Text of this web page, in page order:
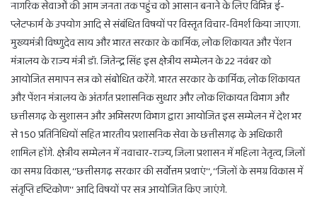
नागरिक सेवाओं की आम जनता तक पहुंच को आसान बनाने के लिए विभिन्न ई-
प्लेटफार्म के उपयोग आदि से संबंधित विषयों पर विस्तृत विचार-विमर्श किया जाएगा.
मुख्यमंत्री विष्णुदेव साय और भारत सरकार के कार्मिक, लोक शिकायत और पेंशन
मंत्रालय के राज्य मंत्री डॉ. जितेन्द्र सिंह इस क्षेत्रीय सम्मेलन के 22 नवंबर को
आयोजित समापन सत्र को संबोधित करेंगे. भारत सरकार के कार्मिक, लोक शिकायत
और पेंशन मंत्रालय के अंतर्गत प्रशासनिक सुधार और लोक शिकायत विभाग और
छत्तीसगढ़ के सुशासन और अभिसरण विभाग द्वारा आयोजित इस सम्मेलन में देश भर
से 150 प्रतिनिधियों सहित भारतीय प्रशासनिक सेवा के छत्तीसगढ़ के अधिकारी
शामिल होंगे. क्षेत्रीय सम्मेलन में नवाचार-राज्य, जिला प्रशासन में महिला नेतृत्व, जिलों
का समग्र विकास, ‘‘छत्तीसगढ़ सरकार की सर्वोत्तम प्रथाएं‘‘, ‘‘जिलों के समग्र विकास में
संतृप्ति दृष्टिकोण‘‘ आदि विषयों पर सत्र आयोजित किए जाएंगे.